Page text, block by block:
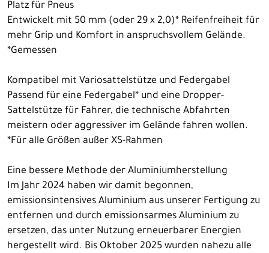
Platz für Pneus
Entwickelt mit 50 mm (oder 29 x 2,0)* Reifenfreiheit für
mehr Grip und Komfort in anspruchsvollem Gelände.
*Gemessen
Kompatibel mit Variosattelstütze und Federgabel
Passend für eine Federgabel* und eine Dropper-
Sattelstütze für Fahrer, die technische Abfahrten
meistern oder aggressiver im Gelände fahren wollen.
*Für alle Größen außer XS-Rahmen
Eine bessere Methode der Aluminiumherstellung
Im Jahr 2024 haben wir damit begonnen,
emissionsintensives Aluminium aus unserer Fertigung zu
entfernen und durch emissionsarmes Aluminium zu
ersetzen, das unter Nutzung erneuerbarer Energien
hergestellt wird. Bis Oktober 2025 wurden nahezu alle